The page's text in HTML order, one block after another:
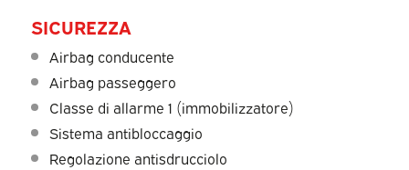
SICUREZZA
Airbag conducente
Airbag passeggero
Classe di allarme 1 (immobilizzatore)
Sistema antibloccaggio
Regolazione antisdrucciolo